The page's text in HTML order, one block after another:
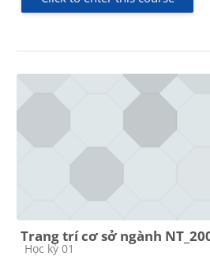
Trang trí cơ sở ngành
Course category
Học kỳ 01